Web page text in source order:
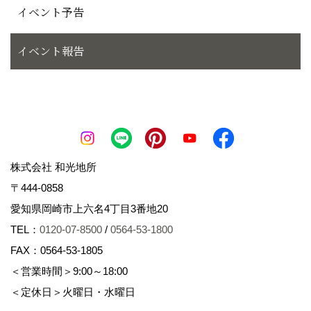
イベント予告
イベント報告
株式会社 和光地所
〒444-0858
愛知県岡崎市上六名4丁目3番地20
TEL： 0120-07-8500 / 0564-53-1800
FAX：0564-53-1805
＜営業時間＞9:00～18:00
＜定休日＞火曜日・水曜日